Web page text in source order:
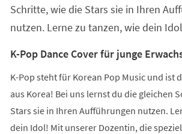
Schritte, wie die Stars sie in Ihren
nutzen. Lerne zu tanzen, wie dein
K-Pop Dance Cover für junge
K-Pop steht für Korean Pop Music und ist
aus Korea! Bei uns lernst du die gleichen
Stars sie in Ihren Aufführungen nutzen.
dein Idol! Mit unserer Dozentin, die